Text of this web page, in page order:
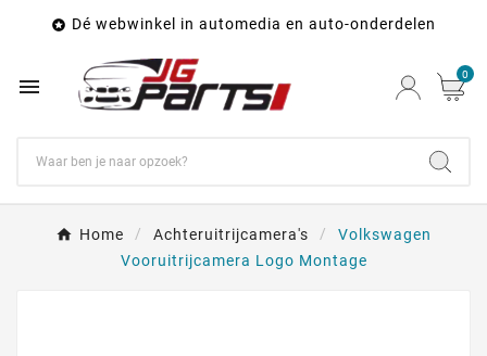
 Dé webwinkel in automedia en auto-onderdelen
 0
Home Achteruitrijcamera's
Volkswagen
Vooruitrijcamera Logo Montage